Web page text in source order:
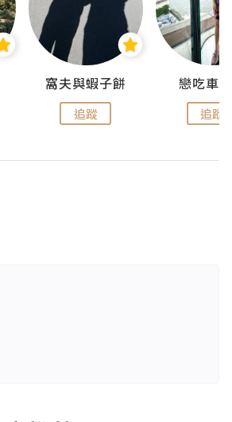
窩夫與蝦子餅
追蹤
戀吃車
追蹤